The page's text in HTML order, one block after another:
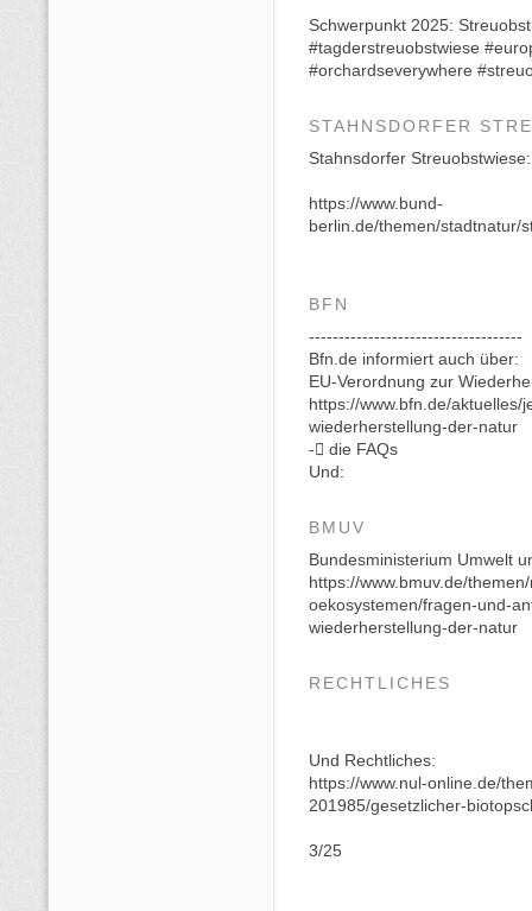
Schwerpunkt 2025:
#tagderstreuobstwiese
#orchardseverywhere
STAHNSDORFER
Stahnsdorfer
https://www.bund-
berlin.de/themen/stadtnatur/
BFN
------------------------------------
Bfn.de informiert auch über:
EU-Verordnung zur
https://www.bfn.de/
wiederherstellung-der-natur
- die FAQs
Und:
BMUV
Bundesministerium Umwelt
https://www.bmuv.de/
oekosystemen/fragen-und-
wiederherstellung-der-natur
RECHTLICHES
Und Rechtliches:
https://www.nul-online.de/
201985/gesetzlicher-
3/25